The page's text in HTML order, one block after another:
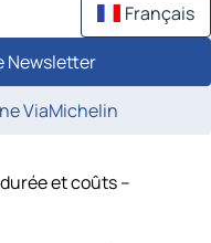
Français
Newsletter
ViaMichelin
et coûts –